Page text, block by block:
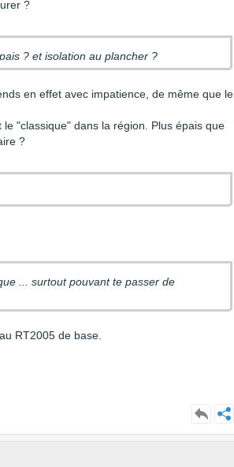
?
? et isolation au plancher ?
en effet avec impatience, de même que le
"classique" dans la région. Plus épais que
?
de
RT2005 de base.